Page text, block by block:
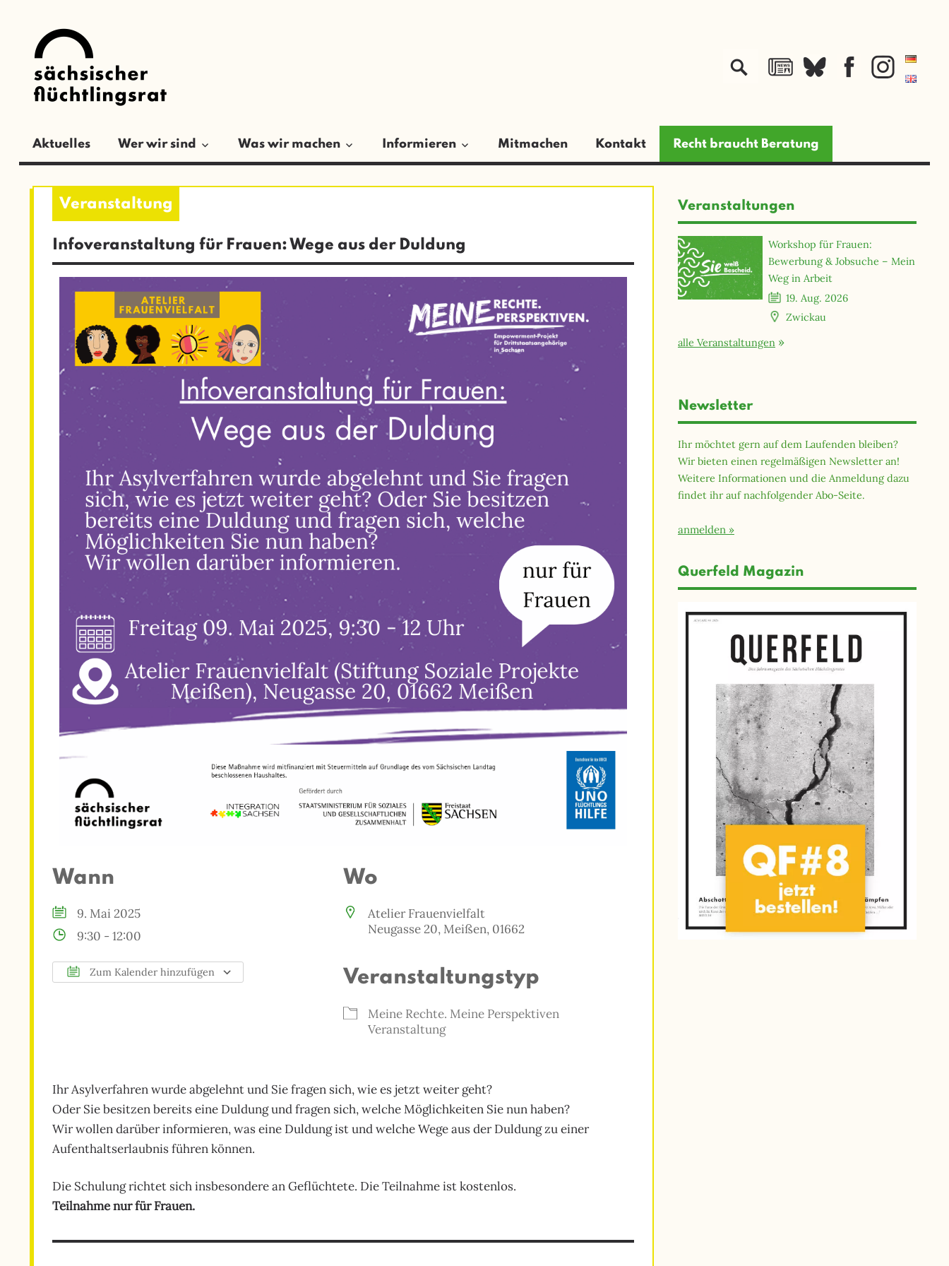
springen
Aktuelles Wer wir sind Was wir machen Informieren Mitmachen Kontakt Recht braucht Beratung
Infoveranstaltung für Frauen: Wege aus der Duldung
Wann
9. Mai 2025
9:30 - 12:00
Zum Kalender hinzufügen
Wo
Atelier Frauenvielfalt
Neugasse 20, Meißen, 01662
Veranstaltungstyp
Meine Rechte. Meine Perspektiven
Veranstaltung
Ihr Asylverfahren wurde abgelehnt und Sie fragen sich, wie es jetzt weiter geht?
Oder Sie besitzen bereits eine Duldung und fragen sich, welche Möglichkeiten Sie nun haben?
Wir wollen darüber informieren, was eine Duldung ist und welche Wege aus der Duldung zu einer
Aufenthaltserlaubnis führen können.
Die Schulung richtet sich insbesondere an Geflüchtete. Die Teilnahme ist kostenlos.
Teilnahme nur für Frauen.
Veranstaltungen
Workshop für Frauen:
Bewerbung & Jobsuche – Mein
Weg in Arbeit
19. Aug. 2026
Zwickau
alle Veranstaltungen
Newsletter
Ihr möchtet gern auf dem Laufenden bleiben?
Wir bieten einen regelmäßigen Newsletter an!
Weitere Informationen und die Anmeldung dazu
findet ihr auf nachfolgender Abo-Seite.
anmelden
Querfeld Magazin